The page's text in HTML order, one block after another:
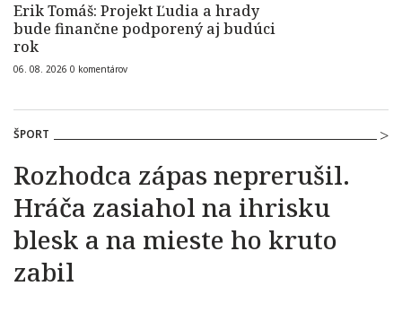
Erik Tomáš: Projekt Ľudia a hrady
bude finančne podporený aj budúci
rok
06. 08. 2026 0 komentárov
ŠPORT